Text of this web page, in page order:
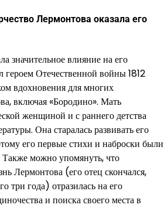
Лермонтова оказала его
значительное влияние на его
героем Отечественной войны 1812
вдохновения для многих
включая «Бородино». Мать
женщиной и с раннего детства
Она старалась развивать его
его первые стихи и наброски были
можно упомянуть, что
Лермонтова (его отец скончался,
три года) отразилась на его
и поиска своего места в